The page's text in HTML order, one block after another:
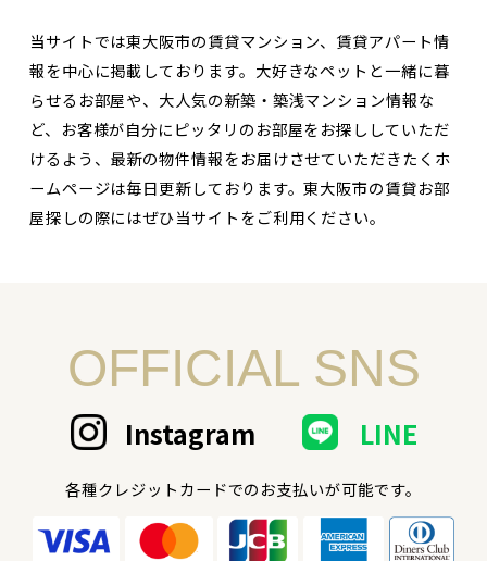
当サイトでは東大阪市の賃貸マンション、賃貸アパート情
報を中心に掲載しております。大好きなペットと一緒に暮
らせるお部屋や、大人気の新築・築浅マンション情報な
ど、お客様が自分にピッタリのお部屋をお探ししていただ
けるよう、最新の物件情報をお届けさせていただきたくホ
ームページは毎日更新しております。東大阪市の賃貸お部
屋探しの際にはぜひ当サイトをご利用ください。
OFFICIAL SNS
Instagram LINE
各種クレジットカードでのお支払いが可能です。